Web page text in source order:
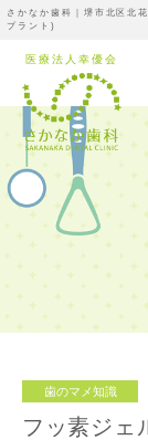
さかなか歯科｜堺市北区北
プラント)
歯のマメ知識
フッ素ジェ